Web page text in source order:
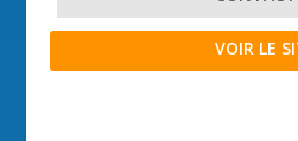
VOIR LE